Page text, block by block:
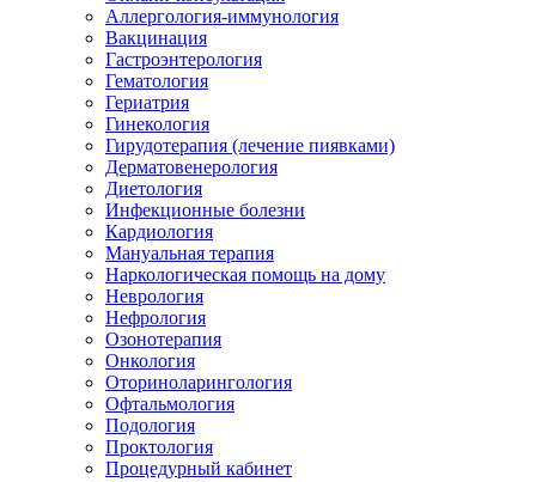
Аллергология-иммунология
Вакцинация
Гастроэнтерология
Гематология
Гериатрия
Гинекология
Гирудотерапия (лечение пиявками)
Дерматовенерология
Диетология
Инфекционные болезни
Кардиология
Мануальная терапия
Наркологическая помощь на дому
Неврология
Нефрология
Озонотерапия
Онкология
Оториноларингология
Офтальмология
Подология
Проктология
Процедурный кабинет